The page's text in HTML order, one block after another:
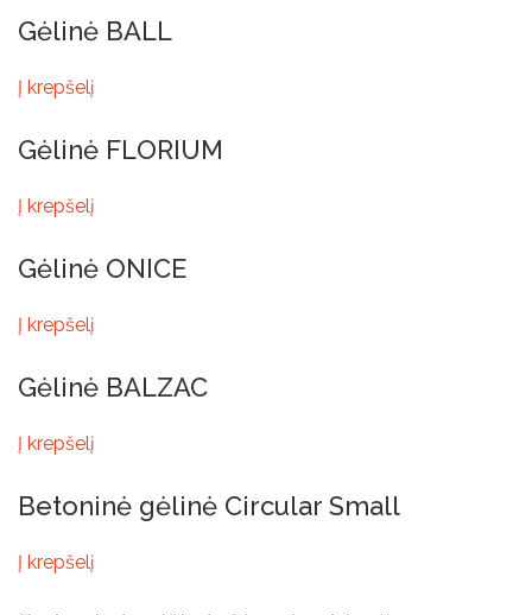
Gėlinė BALL
Į krepšelį
Gėlinė FLORIUM
Į krepšelį
Gėlinė ONICE
Į krepšelį
Gėlinė BALZAC
Į krepšelį
Betoninė gėlinė Circular Small
Į krepšelį